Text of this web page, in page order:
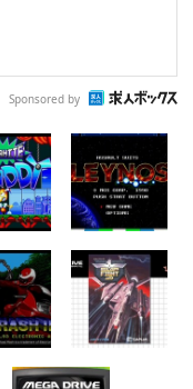
Sponsored by